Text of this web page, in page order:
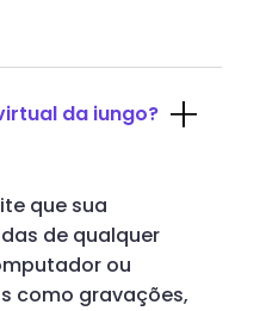
da iungo?
que sua
de qualquer
ou
como gravações,